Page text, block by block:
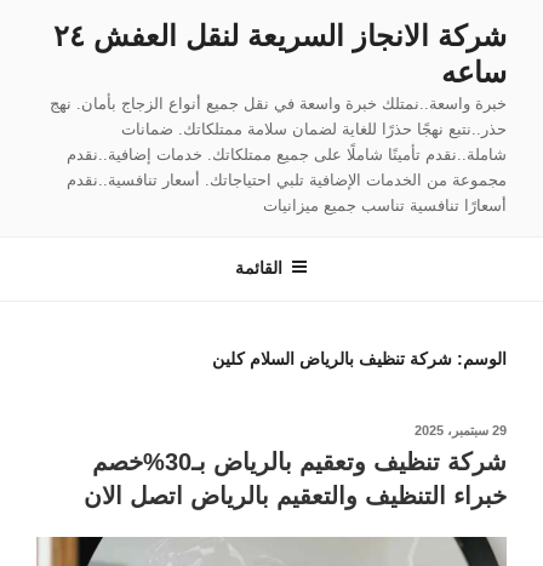
المحتوى
شركة الانجاز السريعة لنقل العفش ٢٤
ساعه
خبرة واسعة..نمتلك خبرة واسعة في نقل جميع أنواع الزجاج بأمان. نهج
حذر..نتبع نهجًا حذرًا للغاية لضمان سلامة ممتلكاتك. ضمانات
شاملة..نقدم تأمينًا شاملًا على جميع ممتلكاتك. خدمات إضافية..نقدم
مجموعة من الخدمات الإضافية تلبي احتياجاتك. أسعار تنافسية..نقدم
أسعارًا تنافسية تناسب جميع ميزانيات
القائمة
الوسم: شركة تنظيف بالرياض السلام كلين
نُشر
29 سبتمبر، 2025
شركة تنظيف وتعقيم بالرياض بـ30%خصم
خبراء التنظيف والتعقيم بالرياض اتصل الان